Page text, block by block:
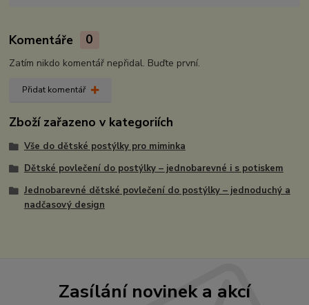
Komentáře 0
Zatím nikdo komentář nepřidal. Buďte první.
Přidat komentář
Zboží zařazeno v kategoriích
Vše do dětské postýlky pro miminka
Dětské povlečení do postýlky – jednobarevné i s potiskem
Jednobarevné dětské povlečení do postýlky – jednoduchý a
nadčasový design
Zasílání novinek a akcí